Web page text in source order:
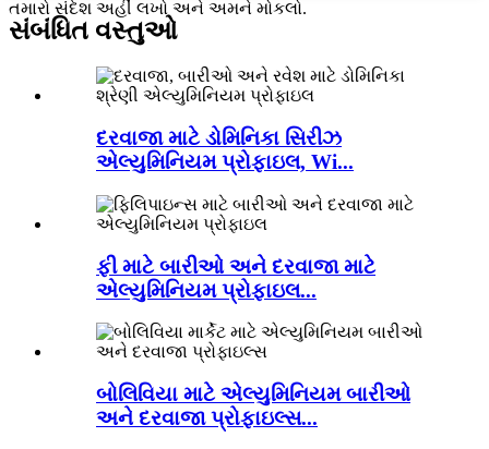
તમારો સંદેશ અહીં લખો અને અમને મોકલો.
સંબંધિત વસ્તુઓ
દરવાજા માટે ડોમિનિકા સિરીઝ
એલ્યુમિનિયમ પ્રોફાઇલ, Wi...
ફી માટે બારીઓ અને દરવાજા માટે
એલ્યુમિનિયમ પ્રોફાઇલ...
બોલિવિયા માટે એલ્યુમિનિયમ બારીઓ
અને દરવાજા પ્રોફાઇલ્સ...